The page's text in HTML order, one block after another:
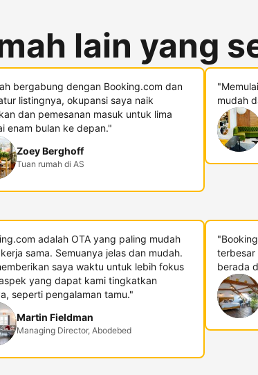
lain yang
bergabung dengan Booking.com dan
listingnya, okupansi saya naik
dan pemesanan masuk untuk lima
enam bulan ke depan."
Zoey Berghoff
Tuan rumah di AS
mudah
adalah OTA yang paling mudah
sama. Semuanya jelas dan mudah.
saya waktu untuk lebih fokus
yang dapat kami tingkatkan
seperti pengalaman tamu."
Martin Fieldman
Managing Director, Abodebed
terbesar
berada